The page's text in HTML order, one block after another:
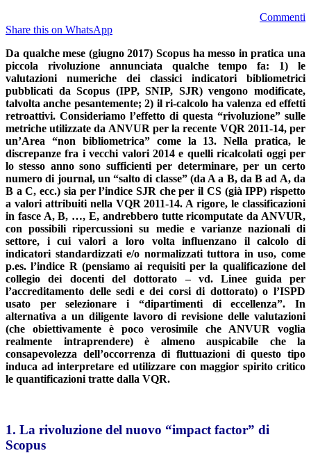
Commenti
Share this on WhatsApp
Da qualche mese (giugno 2017) Scopus ha messo in pratica una
piccola rivoluzione annunciata qualche tempo fa: 1) le
valutazioni numeriche dei classici indicatori bibliometrici
pubblicati da Scopus (IPP, SNIP, SJR) vengono modificate,
talvolta anche pesantemente; 2) il ri-calcolo ha valenza ed effetti
retroattivi. Consideriamo l’effetto di questa “rivoluzione” sulle
metriche utilizzate da ANVUR per la recente VQR 2011-14, per
un’Area “non bibliometrica” come la 13. Nella pratica, le
discrepanze fra i vecchi valori 2014 e quelli ricalcolati oggi per
lo stesso anno sono sufficienti per determinare, per un certo
numero di journal, un “salto di classe” (da A a B, da B ad A, da
B a C, ecc.) sia per l’indice SJR che per il CS (già IPP) rispetto
a valori attribuiti nella VQR 2011-14. A rigore, le classificazioni
in fasce A, B, …, E, andrebbero tutte ricomputate da ANVUR,
con possibili ripercussioni su medie e varianze nazionali di
settore, i cui valori a loro volta influenzano il calcolo di
indicatori standardizzati e/o normalizzati tuttora in uso, come
p.es. l’indice R (pensiamo ai requisiti per la qualificazione del
collegio dei docenti del dottorato – vd. Linee guida per
l’accreditamento delle sedi e dei corsi di dottorato) o l’ISPD
usato per selezionare i “dipartimenti di eccellenza”. In
alternativa a un diligente lavoro di revisione delle valutazioni
(che obiettivamente è poco verosimile che ANVUR voglia
realmente intraprendere) è almeno auspicabile che la
consapevolezza dell’occorrenza di fluttuazioni di questo tipo
induca ad interpretare ed utilizzare con maggior spirito critico
le quantificazioni tratte dalla VQR.
1. La rivoluzione del nuovo “impact factor” di
Scopus